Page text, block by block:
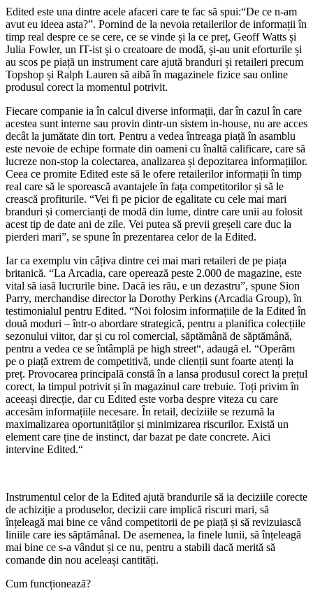
Edited este una dintre acele afaceri care te fac să spui:“De ce n-am
avut eu ideea asta?”. Pornind de la nevoia retailerilor de informații în
timp real despre ce se cere, ce se vinde și la ce preț, Geoff Watts și
Julia Fowler, un IT-ist și o creatoare de modă, și-au unit eforturile și
au scos pe piață un instrument care ajută branduri și retaileri precum
Topshop și Ralph Lauren să aibă în magazinele fizice sau online
produsul corect la momentul potrivit.
Fiecare companie ia în calcul diverse informații, dar în cazul în care
acestea sunt interne sau provin dintr-un sistem in-house, nu are acces
decât la jumătate din tort. Pentru a vedea întreaga piață în asamblu
este nevoie de echipe formate din oameni cu înaltă calificare, care să
lucreze non-stop la colectarea, analizarea și depozitarea informațiilor.
Ceea ce promite Edited este să le ofere retailerilor informații în timp
real care să le sporească avantajele în fața competitorilor și să le
crească profiturile. “Vei fi pe picior de egalitate cu cele mai mari
branduri și comercianți de modă din lume, dintre care unii au folosit
acest tip de date ani de zile. Vei putea să previi greșeli care duc la
pierderi mari”, se spune în prezentarea celor de la Edited.
Iar ca exemplu vin câțiva dintre cei mai mari retaileri de pe piața
britanică. “La Arcadia, care operează peste 2.000 de magazine, este
vital să iasă lucrurile bine. Dacă ies rău, e un dezastru”, spune Sion
Parry, merchandise director la Dorothy Perkins (Arcadia Group), în
testimonialul pentru Edited. “Noi folosim informațiile de la Edited în
două moduri – într-o abordare strategică, pentru a planifica colecțiile
sezonului viitor, dar și cu rol comercial, săptămână de săptămână,
pentru a vedea ce se întâmplă pe high street“, adaugă el. “Operăm
pe o piață extrem de competitivă, unde clienții sunt foarte atenți la
preț. Provocarea principală constă în a lansa produsul corect la prețul
corect, la timpul potrivit și în magazinul care trebuie. Toți privim în
aceeași direcție, dar cu Edited este vorba despre viteza cu care
accesăm informațiile necesare. În retail, deciziile se rezumă la
maximalizarea oportunităților și minimizarea riscurilor. Există un
element care ține de instinct, dar bazat pe date concrete. Aici
intervine Edited.“
Instrumentul celor de la Edited ajută brandurile să ia deciziile corecte
de achiziție a produselor, decizii care implică riscuri mari, să
înțeleagă mai bine ce vând competitorii de pe piață și să revizuiască
liniile care ies săptămânal. De asemenea, la finele lunii, să înțeleagă
mai bine ce s-a vândut și ce nu, pentru a stabili dacă merită să
comande din nou aceleași cantități.
Cum funcționează?